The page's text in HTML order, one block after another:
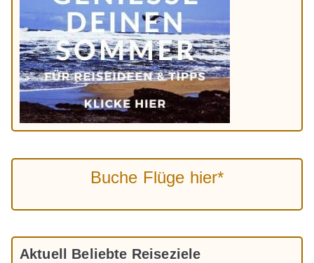
Buche Flüge hier*
Aktuell Beliebte Reiseziele